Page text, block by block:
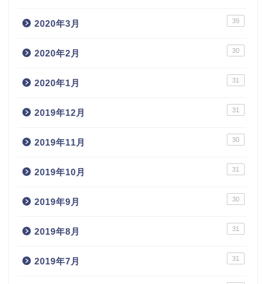
2020年3月 39
2020年2月 30
2020年1月 31
2019年12月 31
2019年11月 30
2019年10月 31
2019年9月 30
2019年8月 31
2019年7月 31